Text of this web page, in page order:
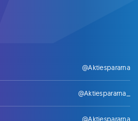
@Aktiespararna
@Aktiespararna_
@Aktiespararna